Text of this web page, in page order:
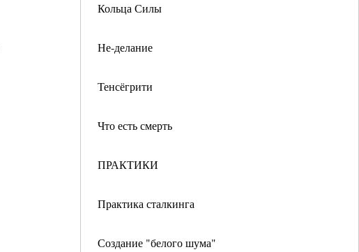
Кольца Силы
Не-делание
Тенсёгрити
Что есть смерть
ПРАКТИКИ
Практика сталкинга
Создание "белого шума"